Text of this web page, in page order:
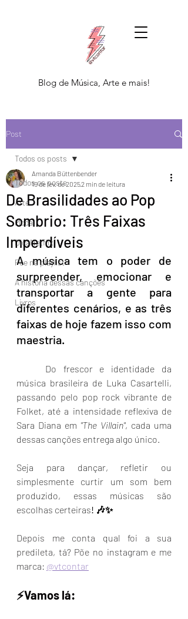
Blog de Música, Arte e mais!
Post
Todos os posts
Arte
Moda
DicaNetflix
Põe na playlist
A história dessas canções
Livros
Todos os posts
De Brasilidades ao Pop
Sombrio: Três Faixas
Imperdíveis
Amanda Büttenbender
19 de fev. de 20252 min de leitura
A música tem o poder de
surpreender, emocionar e
transportar a gente para
diferentes cenários, e as três
faixas de hoje fazem isso com
maestria.
Do frescor e identidade da
música brasileira de Luka Casartelli,
passando pelo pop rock vibrante de
Folket, até a intensidade reflexiva de
Sara Diana em "The Villain", cada uma
dessas canções entrega algo único.
Seja para dançar, refletir ou
simplesmente curtir um som bem
produzido, essas músicas são
escolhas certeiras! 🎶✨
Depois me conta qual foi a sua
predileta, tá? Põe no instagram e me
marca: @vtcontar
⚡️Vamos lá: